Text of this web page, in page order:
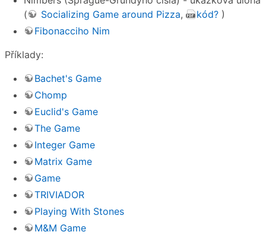
(
Socializing Game around Pizza, kód? )
Fibonacciho Nim
Příklady:
Bachet's Game
Chomp
Euclid's Game
The Game
Integer Game
Matrix Game
Game
TRIVIADOR
Playing With Stones
M&M Game